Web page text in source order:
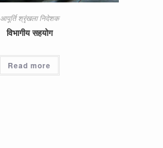
आपूर्ति श्रृंखला निदेशक
विभागीय सहयोग
Read more